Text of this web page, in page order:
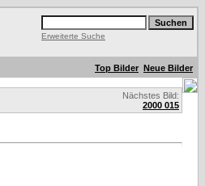
Erweiterte Suche
Top Bilder Neue Bilder
Nächstes Bild:
2000 015